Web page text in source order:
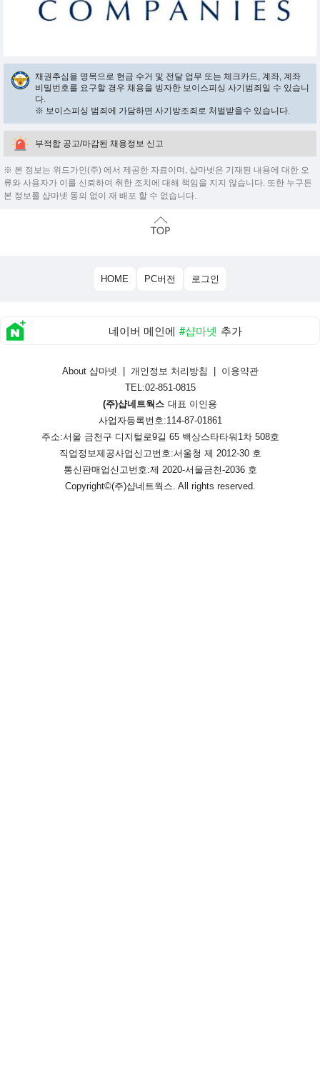
채권추심을 명목으로 현금 수거 및 전달 업무 또는 체크카드, 계좌, 계좌
비밀번호를 요구할 경우 채용을 빙자한 보이스피싱 사기범죄일 수 있습니
다.
※ 보이스피싱 범죄에 가담하면 사기방조죄로 처벌받을수 있습니다.
부적합 공고/마감된 채용정보 신고
※ 본 정보는 위드가인(주) 에서 제공한 자료이며, 샵마넷은 기재된 내용에 대한 오
류와 사용자가 이를 신뢰하여 취한 조치에 대해 책임을 지지 않습니다. 또한 누구든
본 정보를 샵마넷 동의 없이 재 배포 할 수 없습니다.
HOME PC버전 로그인
네이버 메인에 #샵마넷 추가
About 샵마넷 | 개인정보 처리방침 | 이용약관
TEL:02-851-0815
(주)샵네트웍스 대표 이인용
사업자등록번호:114-87-01861
주소:서울 금천구 디지털로9길 65 백상스타타워1차 508호
직업정보제공사업신고번호:서울청 제 2012-30 호
통신판매업신고번호:제 2020-서울금천-2036 호
Copyright©(주)샵네트웍스 . All rights reserved.